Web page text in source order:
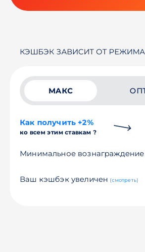
КЭШБЭК ЗАВИСИТ ОТ РЕЖИМА
МАКС
Как получить +2%
ко всем этим ставкам ?
Минимальное вознаграждение
Ваш кэшбэк увеличен (смотреть)